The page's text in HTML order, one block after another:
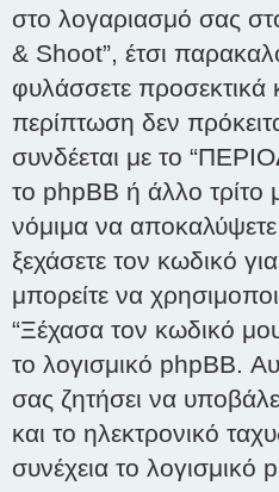
στο λογαριασμό σας
& Shoot”, έτσι
φυλάσσετε προσεκτικά
περίπτωση δεν
συνδέεται με το
το phpBB ή άλλο τρίτο
νόμιμα να
ξεχάσετε τον κωδικό
μπορείτε να
“Ξέχασα τον κωδικό
το λογισμικό phpBB.
σας ζητήσει να
και το ηλεκτρονικό
συνέχεια το λογισμικό